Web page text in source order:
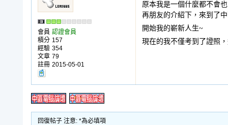
會員 認證會員
積分 157
經驗 354
文章 79
註冊 2015-05-01
原本我是一個什麼都不會
再朋友的介紹下，來到了
開始我的嶄新人生~
現在的我不僅考到了證照
回復帖子 注意: *為必填項